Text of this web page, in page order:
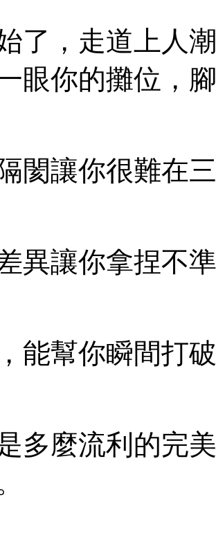
了，走道上人
眼你的攤位，
閡讓你很難在
異讓你拿捏不
能幫你瞬間打
多麼流利的完